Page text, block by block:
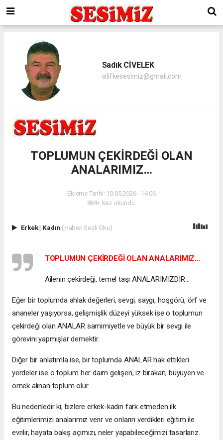
Sadık CİVELEK
silifkesesimiz@gmail.com
TOPLUMUN ÇEKİRDEĞİ OLAN
ANALARIMIZ…
Ekleme Tarihi: 10.05.2026 - 14:06
884+ kez okundu.
Erkek| Kadın (Haberi Sesli Oku)
TOPLUMUN ÇEKİRDEĞİ OLAN ANALARIMIZ…
Ailenin çekirdeği, temel taşı ANALARIMIZDIR…
Eğer bir toplumda ahlak değerleri, sevgi, saygı, hoşgörü, örf ve
ananeler yaşıyorsa, gelişmişlik düzeyi yüksek ise o toplumun
çekirdeği olan ANALAR samimiyetle ve büyük bir sevgi ile
görevini yapmışlar demektir.
Diğer bir anlatımla ise, bir toplumda ANALAR hak ettikleri
yerdeler ise o toplum her daim gelişen, iz bırakan, büyüyen ve
örnek alınan toplum olur.
Bu nedenledir ki; bizlere erkek-kadın fark etmeden ilk
eğitimlerimizi analarımız verir ve onların verdikleri eğitim ile
evrilir, hayata bakış açımızı, neler yapabileceğimizi tasarlarız.